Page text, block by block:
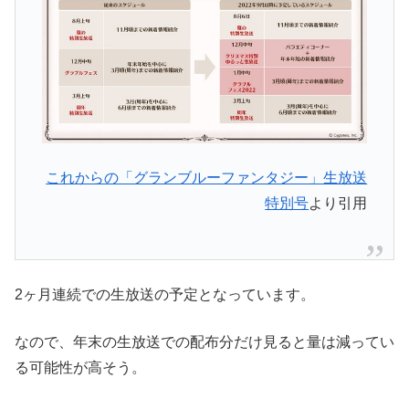
これからの「グランブルーファンタジー」生放送
特別号より引用
2ヶ月連続での生放送の予定となっています。
なので、年末の生放送での配布分だけ見ると量は減ってい
る可能性が高そう。